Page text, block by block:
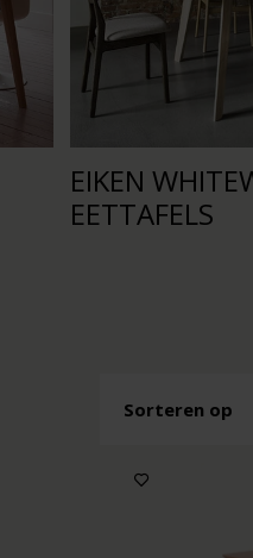
EIKEN
EETTAFELS
Sorteren op